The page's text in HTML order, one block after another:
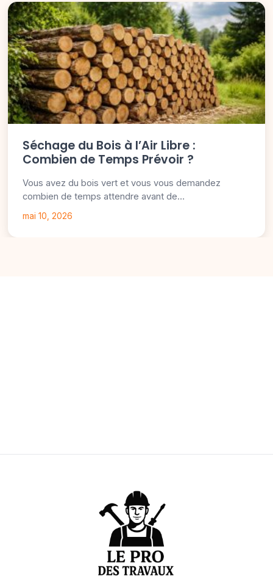
Séchage du Bois à l’Air Libre :
Combien de Temps Prévoir ?
Vous avez du bois vert et vous vous demandez
combien de temps attendre avant de…
mai 10, 2026